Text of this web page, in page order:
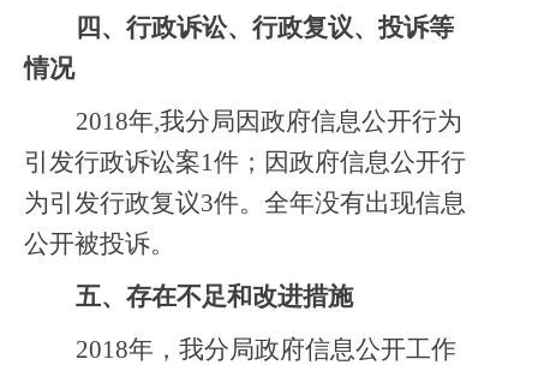
四、行政诉讼、行政复议、投诉等
情况
2018年,我分局因政府信息公开行为
引发行政诉讼案1件；因政府信息公开行
为引发行政复议3件。全年没有出现信息
公开被投诉。
五、存在不足和改进措施
2018年，我分局政府信息公开工作